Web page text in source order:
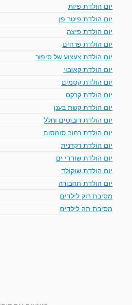
יום הולדת פיות
יום הולדת פיטר פן
יום הולדת פיצה
יום הולדת פרחים
יום הולדת צעצוע של סיפור
יום הולדת קאובוי
יום הולדת קסמים
יום הולדת קרקס
יום הולדת קשת בענן
יום הולדת רובוטים וחלל
יום הולדת רחוב סומסום
יום הולדת רקדנית
יום הולדת שודדי ים
יום הולדת שוקולד
יום הולדת תחבורה
מסיבת רוק לילדים
מסיבת תה לילדים